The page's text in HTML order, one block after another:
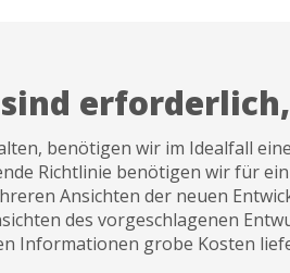
benötigen wir im Idealfall
Richtlinie benötigen wir für
Ansichten der neuen
des vorgeschlagenen
Informationen grobe Kosten